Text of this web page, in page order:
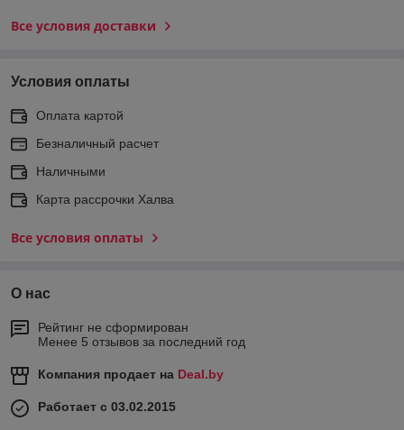
Все условия доставки
Условия оплаты
Оплата картой
Безналичный расчет
Наличными
Карта рассрочки Халва
Все условия оплаты
О нас
Рейтинг не сформирован
Менее 5 отзывов за последний год
Компания продает на Deal.by
Работает с 03.02.2015